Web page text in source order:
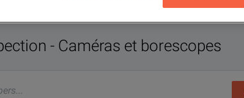
- Caméras et borescopes